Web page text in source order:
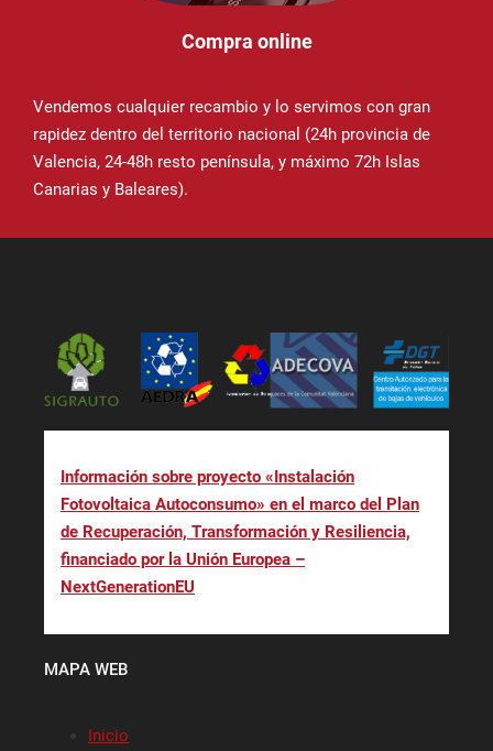
Compra online
Vendemos cualquier recambio y lo servimos con gran
rapidez dentro del territorio nacional (24h provincia de
Valencia, 24-48h resto península, y máximo 72h Islas
Canarias y Baleares).
Información sobre proyecto «Instalación
Fotovoltaica Autoconsumo» en el marco del Plan
de Recuperación, Transformación y Resiliencia,
financiado por la Unión Europea –
NextGenerationEU
MAPA WEB
Inicio